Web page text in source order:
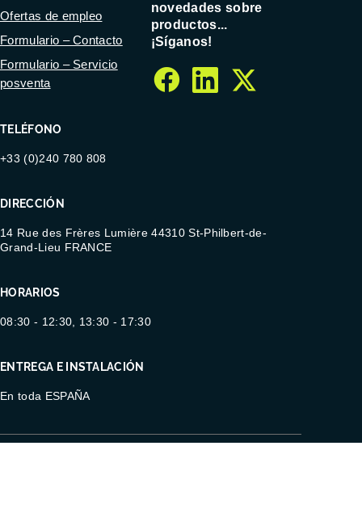
TELÉFONO
+33 (0)240 780 808
DIRECCIÓN
14 Rue des Frères Lumière 44310 St-Philbert-de-
Grand-Lieu FRANCE
HORARIOS
08:30 - 12:30, 13:30 - 17:30
ENTREGA E INSTALACIÓN
En toda ESPAÑA
Ofertas de empleo
Formulario – Contacto
Formulario – Servicio
posventa
novedades sobre
productos...
¡Síganos!
facebook
linkedin
twitter